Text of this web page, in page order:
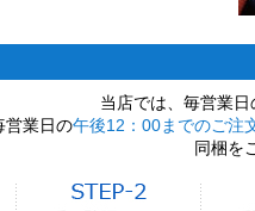
当店では、毎営業
営業日の午後12：00までのご注
同梱を